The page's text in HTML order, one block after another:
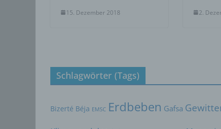
15. Dezember 2018 2.
Schlagwörter (Tags)
Bizerté Béja EMSC Erdbeben Gafsa